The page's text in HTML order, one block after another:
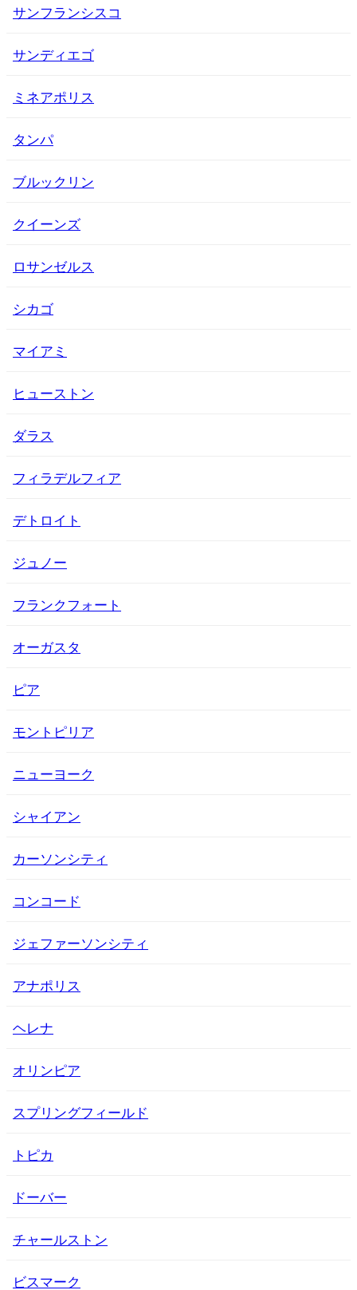
サンフランシスコ
サンディエゴ
ミネアポリス
タンパ
ブルックリン
クイーンズ
ロサンゼルス
シカゴ
マイアミ
ヒューストン
ダラス
フィラデルフィア
デトロイト
ジュノー
フランクフォート
オーガスタ
ピア
モントピリア
ニューヨーク
シャイアン
カーソンシティ
コンコード
ジェファーソンシティ
アナポリス
ヘレナ
オリンピア
スプリングフィールド
トピカ
ドーバー
チャールストン
ビスマーク